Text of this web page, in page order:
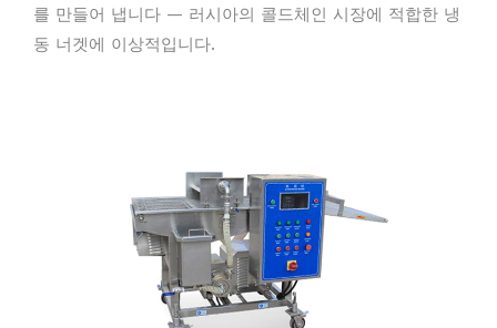
를 만들어 냅니다 — 러시아의 콜드체인 시장에 적합한 냉
동 너겟에 이상적입니다.